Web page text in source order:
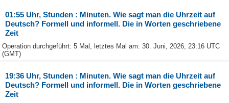
01:55 Uhr, Stunden : Minuten. Wie sagt man die Uhrzeit auf
Deutsch? Formell und informell. Die in Worten geschriebene
Zeit
Operation durchgeführt: 5 Mal, letztes Mal am: 30. Juni, 2026, 23:16 UTC
(GMT)
19:36 Uhr, Stunden : Minuten. Wie sagt man die Uhrzeit auf
Deutsch? Formell und informell. Die in Worten geschriebene
Zeit